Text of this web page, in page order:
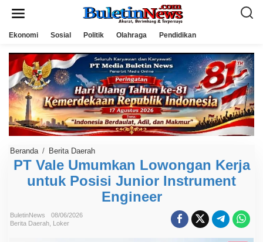
Ekonomi Sosial Politik Olahraga Pendidikan
Beranda / Berita Daerah
V
a
l
PT Vale Umumkan Lowongan Kerja
untuk Posisi Junior Instrument
Engineer
BuletinNews
08/06/2026
Berita Daerah Loker